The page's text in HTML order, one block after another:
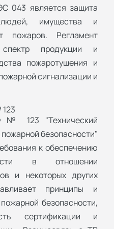
043 является защита
имущества и
пожаров. Регламент
продукции и
пожаротушения и
сигнализации и
№ 123 "Технический
безопасности"
к обеспечению
в отношении
и некоторых других
принципы и
безопасности,
сертификации и